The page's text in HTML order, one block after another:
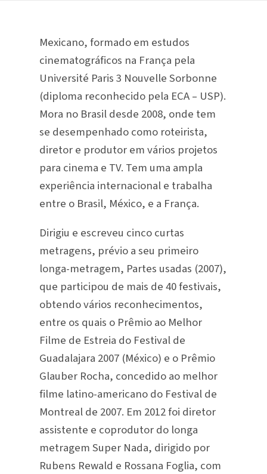
Mexicano, formado em estudos
cinematográficos na França pela
Université Paris 3 Nouvelle Sorbonne
(diploma reconhecido pela ECA – USP).
Mora no Brasil desde 2008, onde tem
se desempenhado como roteirista,
diretor e produtor em vários projetos
para cinema e TV. Tem uma ampla
experiência internacional e trabalha
entre o Brasil, México, e a França.
Dirigiu e escreveu cinco curtas
metragens, prévio a seu primeiro
longa-metragem, Partes usadas (2007),
que participou de mais de 40 festivais,
obtendo vários reconhecimentos,
entre os quais o Prêmio ao Melhor
Filme de Estreia do Festival de
Guadalajara 2007 (México) e o Prêmio
Glauber Rocha, concedido ao melhor
filme latino-americano do Festival de
Montreal de 2007. Em 2012 foi diretor
assistente e coprodutor do longa
metragem Super Nada, dirigido por
Rubens Rewald e Rossana Foglia, com